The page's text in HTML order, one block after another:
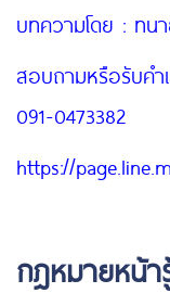
บทความโดย : ท
สอบถามหรือรับค
091-0473382
https://
กฎหมายหน้า